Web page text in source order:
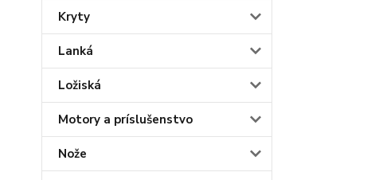
Kryty
Lanká
Ložiská
Motory a príslušenstvo
Nože